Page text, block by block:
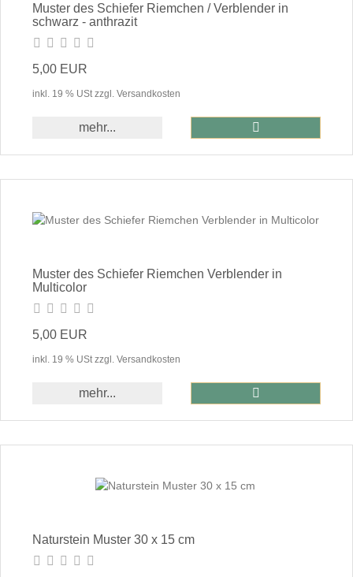
Muster des Schiefer Riemchen / Verblender in
schwarz - anthrazit
5,00 EUR
inkl. 19 % USt zzgl. Versandkosten
mehr...
Muster des Schiefer Riemchen Verblender in
Multicolor
5,00 EUR
inkl. 19 % USt zzgl. Versandkosten
mehr...
Naturstein Muster 30 x 15 cm